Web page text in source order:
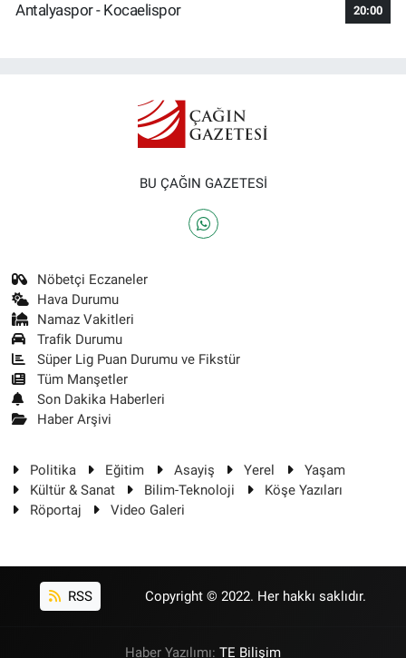
Antalyaspor - Kocaelispor 20:00
BU ÇAĞIN GAZETESİ
Nöbetçi Eczaneler
Hava Durumu
Namaz Vakitleri
Trafik Durumu
Süper Lig Puan Durumu ve Fikstür
Tüm Manşetler
Son Dakika Haberleri
Haber Arşivi
Politika Eğitim Asayiş Yerel
Yaşam
Kültür & Sanat
Bilim-Teknoloji
Köşe Yazıları
Röportaj
Video Galeri
RSS Copyright © 2022. Her hakkı saklıdır.
Haber Yazılımı: TE Bilişim